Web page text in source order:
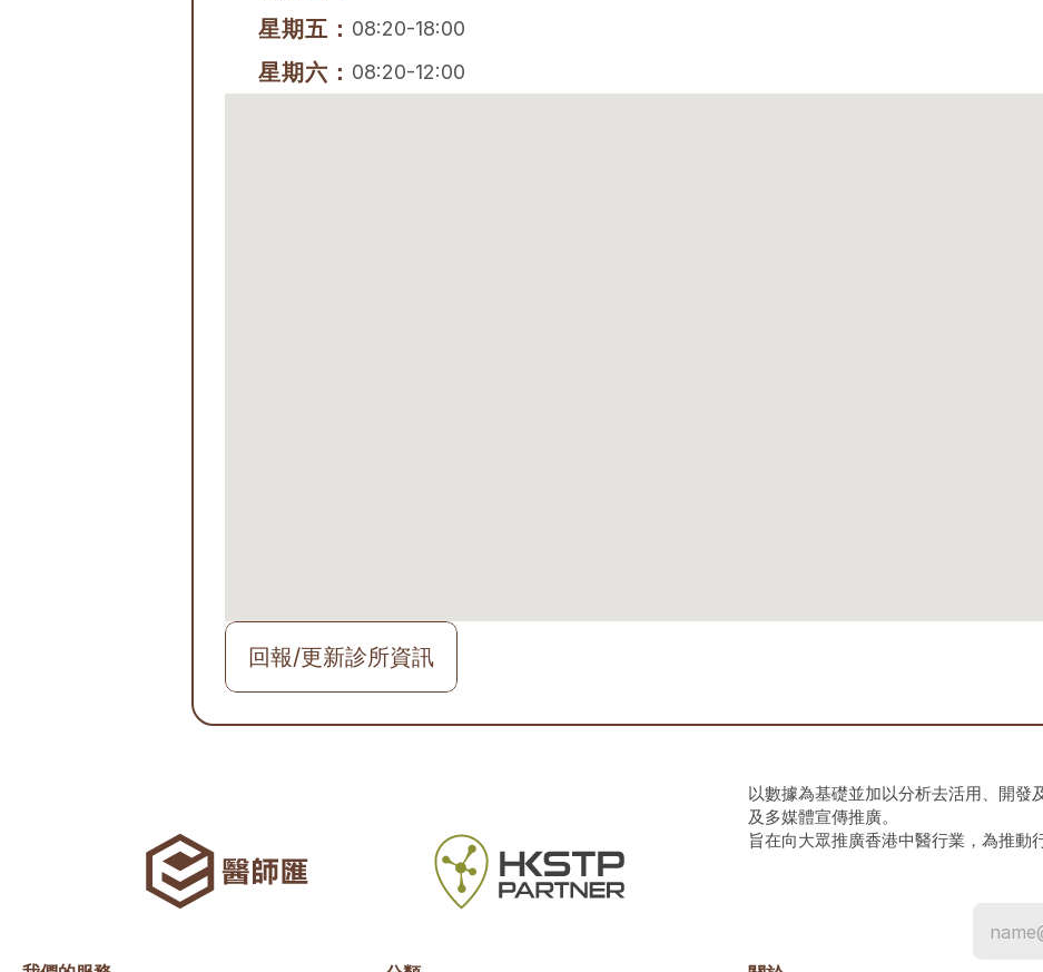
星期五： 08:20-18:00
星期六： 08:20-12:00
回報/更新診所資訊
以數據為基礎並加以分析去活用、開發
及多媒體宣傳推廣。
旨在向大眾推廣香港中醫行業，為推動